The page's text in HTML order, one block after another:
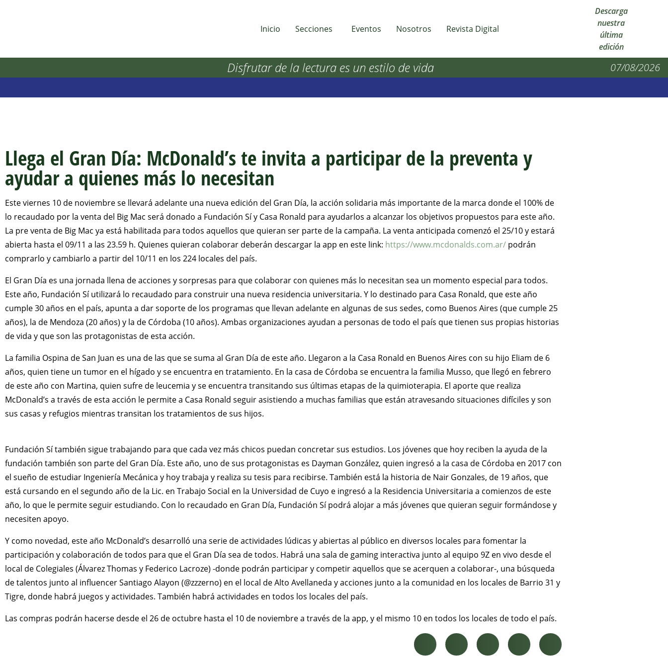
Inicio Secciones Eventos Nosotros Revista Digital
Descarga
nuestra
última
edición
Disfrutar de la lectura es un estilo de vida 07/08/2026
Llega el Gran Día: McDonald’s te invita a participar de la preventa y
ayudar a quienes más lo necesitan
Este viernes 10 de noviembre se llevará adelante una nueva edición del Gran Día, la acción solidaria más importante de la marca donde el 100% de
lo recaudado por la venta del Big Mac será donado a Fundación Sí y Casa Ronald para ayudarlos a alcanzar los objetivos propuestos para este año.
La pre venta de Big Mac ya está habilitada para todos aquellos que quieran ser parte de la campaña. La venta anticipada comenzó el 25/10 y estará
abierta hasta el 09/11 a las 23.59 h. Quienes quieran colaborar deberán descargar la app en este link: https://www.mcdonalds.com.ar/ podrán
comprarlo y cambiarlo a partir del 10/11 en los 224 locales del país.
El Gran Día es una jornada llena de acciones y sorpresas para que colaborar con quienes más lo necesitan sea un momento especial para todos.
Este año, Fundación Sí utilizará lo recaudado para construir una nueva residencia universitaria. Y lo destinado para Casa Ronald, que este año
cumple 30 años en el país, apunta a dar soporte de los programas que llevan adelante en algunas de sus sedes, como Buenos Aires (que cumple 25
años), la de Mendoza (20 años) y la de Córdoba (10 años). Ambas organizaciones ayudan a personas de todo el país que tienen sus propias historias
de vida y que son las protagonistas de esta acción.
La familia Ospina de San Juan es una de las que se suma al Gran Día de este año. Llegaron a la Casa Ronald en Buenos Aires con su hijo Eliam de 6
años, quien tiene un tumor en el hígado y se encuentra en tratamiento. En la casa de Córdoba se encuentra la familia Musso, que llegó en febrero
de este año con Martina, quien sufre de leucemia y se encuentra transitando sus últimas etapas de la quimioterapia. El aporte que realiza
McDonald’s a través de esta acción le permite a Casa Ronald seguir asistiendo a muchas familias que están atravesando situaciones difíciles y son
sus casas y refugios mientras transitan los tratamientos de sus hijos.
Fundación Sí también sigue trabajando para que cada vez más chicos puedan concretar sus estudios. Los jóvenes que hoy reciben la ayuda de la
fundación también son parte del Gran Día. Este año, uno de sus protagonistas es Dayman González, quien ingresó a la casa de Córdoba en 2017 con
el sueño de estudiar Ingeniería Mecánica y hoy trabaja y realiza su tesis para recibirse. También está la historia de Nair Gonzales, de 19 años, que
está cursando en el segundo año de la Lic. en Trabajo Social en la Universidad de Cuyo e ingresó a la Residencia Universitaria a comienzos de este
año, lo que le permite seguir estudiando. Con lo recaudado en Gran Día, Fundación Sí podrá alojar a más jóvenes que quieran seguir formándose y
necesiten apoyo.
Y como novedad, este año McDonald’s desarrolló una serie de actividades lúdicas y abiertas al público en diversos locales para fomentar la
participación y colaboración de todos para que el Gran Día sea de todos. Habrá una sala de gaming interactiva junto al equipo 9Z en vivo desde el
local de Colegiales (Álvarez Thomas y Federico Lacroze) -donde podrán participar y competir aquellos que se acerquen a colaborar-, una búsqueda
de talentos junto al influencer Santiago Alayon (@zzzerno) en el local de Alto Avellaneda y acciones junto a la comunidad en los locales de Barrio 31 y
Tigre, donde habrá juegos y actividades. También habrá actividades en todos los locales del país.
Las compras podrán hacerse desde el 26 de octubre hasta el 10 de noviembre a través de la app, y el mismo 10 en todos los locales de todo el país.